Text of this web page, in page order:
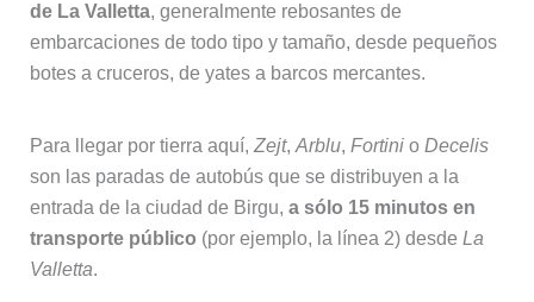
de La Valletta, generalmente rebosantes de
embarcaciones de todo tipo y tamaño, desde pequeños
botes a cruceros, de yates a barcos mercantes.
Para llegar por tierra aquí, Zejt, Arblu, Fortinio Decelis
son las paradas de autobús que se distribuyen a la
entrada de la ciudad de Birgu, a sólo 15 minutos en
transporte público (por ejemplo, la línea 2) desde La
Valletta.